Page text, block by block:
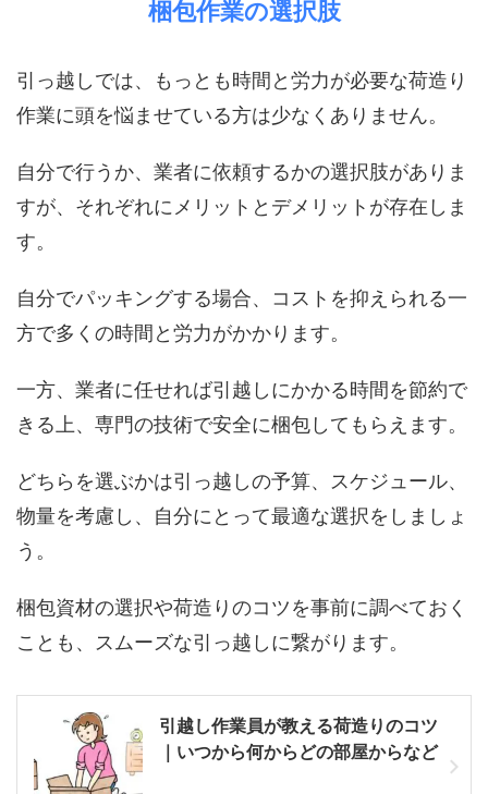
梱包作業の選択肢
引っ越しでは、もっとも時間と労力が必要な荷造り
作業に頭を悩ませている方は少なくありません。
自分で行うか、業者に依頼するかの選択肢がありま
すが、それぞれにメリットとデメリットが存在しま
す。
自分でパッキングする場合、コストを抑えられる一
方で多くの時間と労力がかかります。
一方、業者に任せれば引越しにかかる時間を節約で
きる上、専門の技術で安全に梱包してもらえます。
どちらを選ぶかは引っ越しの予算、スケジュール、
物量を考慮し、自分にとって最適な選択をしましょ
う。
梱包資材の選択や荷造りのコツを事前に調べておく
ことも、スムーズな引っ越しに繋がります。
引越し作業員が教える荷造りのコツ
｜いつから何からどの部屋からなど